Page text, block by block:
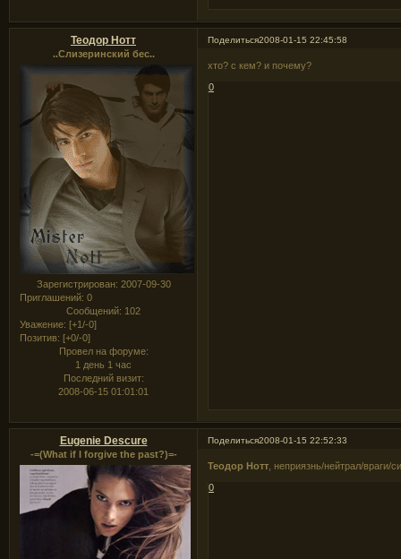
Поделиться2008-01-15 22:45:58
Теодор Нотт
..Слизеринский бес..
Зарегистрирован: 2007-09-30
Приглашений: 0
Сообщений: 102
Уважение: [+1/-0]
Позитив: [+0/-0]
Провел на форуме:
1 день 1 час
Последний визит:
2008-06-15 01:01:01
хто? с кем? и почему?
0
Поделиться2008-01-15 22:52:33
Eugenie Descure
-=(What if I forgive the past?)=-
Теодор Нотт , неприязнь/нейтрал/враги/
0